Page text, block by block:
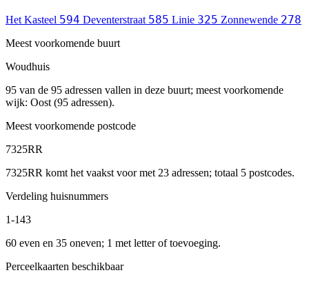
Het Kasteel 594 Deventerstraat 585 Linie 325 Zonnewende 278
Meest voorkomende buurt
Woudhuis
95 van de 95 adressen vallen in deze buurt; meest voorkomende
wijk: Oost (95 adressen).
Meest voorkomende postcode
7325RR
7325RR komt het vaakst voor met 23 adressen; totaal 5 postcodes.
Verdeling huisnummers
1-143
60 even en 35 oneven; 1 met letter of toevoeging.
Perceelkaarten beschikbaar